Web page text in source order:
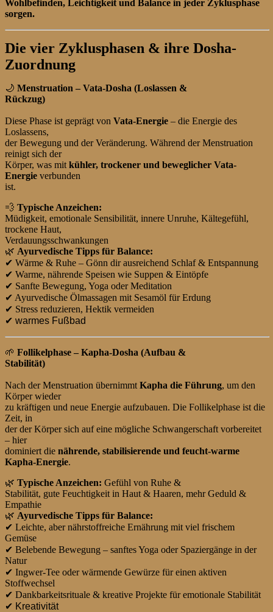
Wohlbefinden, Leichtigkeit und Balance in jeder Zyklusphase
sorgen.
Die vier Zyklusphasen & ihre Dosha-
Zuordnung
🌙 Menstruation – Vata-Dosha (Loslassen &
Rückzug)
Diese Phase ist geprägt von Vata-Energie – die Energie des
Loslassens,
der Bewegung und der Veränderung. Während der Menstruation
reinigt sich der
Körper, was mit kühler, trockener und beweglicher Vata-
Energie verbunden
ist.
💨 Typische Anzeichen:
Müdigkeit, emotionale Sensibilität, innere Unruhe, Kältegefühl,
trockene Haut,
Verdauungsschwankungen
🌿 Ayurvedische Tipps für Balance:
✔ Wärme & Ruhe – Gönn dir ausreichend Schlaf & Entspannung
✔ Warme, nährende Speisen wie Suppen & Eintöpfe
✔ Sanfte Bewegung, Yoga oder Meditation
✔ Ayurvedische Ölmassagen mit Sesamöl für Erdung
✔ Stress reduzieren, Hektik vermeiden
✔ warmes Fußbad
🌱 Follikelphase – Kapha-Dosha (Aufbau &
Stabilität)
Nach der Menstruation übernimmt Kapha die Führung, um den
Körper wieder
zu kräftigen und neue Energie aufzubauen. Die Follikelphase ist die
Zeit, in
der der Körper sich auf eine mögliche Schwangerschaft vorbereitet
– hier
dominiert die nährende, stabilisierende und feucht-warme
Kapha-Energie.
🌿 Typische Anzeichen: Gefühl von Ruhe &
Stabilität, gute Feuchtigkeit in Haut & Haaren, mehr Geduld &
Empathie
🌿 Ayurvedische Tipps für Balance:
✔ Leichte, aber nährstoffreiche Ernährung mit viel frischem
Gemüse
✔ Belebende Bewegung – sanftes Yoga oder Spaziergänge in der
Natur
✔ Ingwer-Tee oder wärmende Gewürze für einen aktiven
Stoffwechsel
✔ Dankbarkeitsrituale & kreative Projekte für emotionale Stabilität
✔ Kreativität